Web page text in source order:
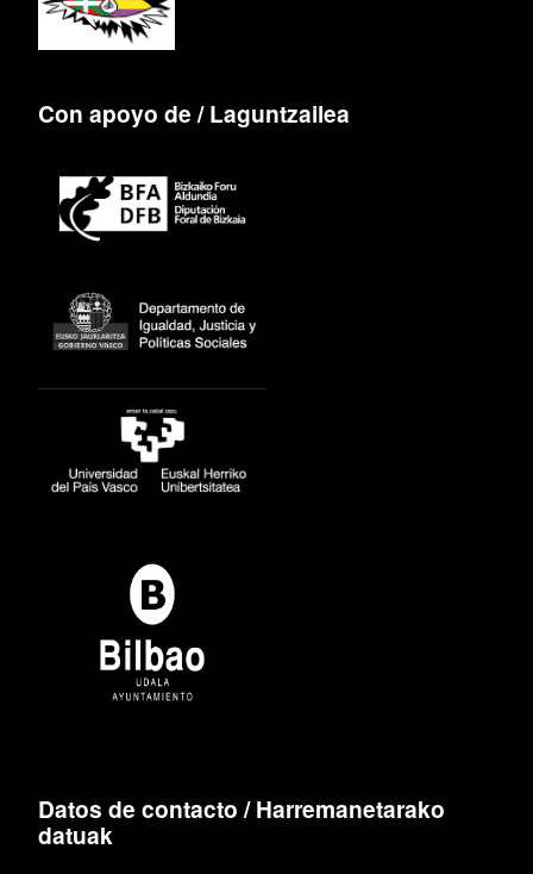
Con apoyo de / Laguntzailea
Datos de contacto / Harremanetarako
datuak